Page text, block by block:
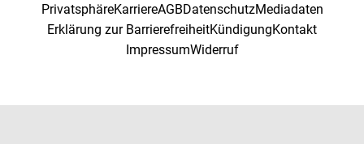
PrivatsphäreKarriereAGBDatenschutzMediadaten
Erklärung zur BarrierefreiheitKündigungKontakt
ImpressumWiderruf